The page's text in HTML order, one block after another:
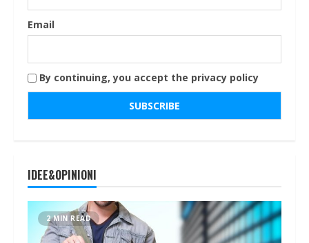
Email
By continuing, you accept the privacy policy
IDEE&OPINIONI
2 MIN READ